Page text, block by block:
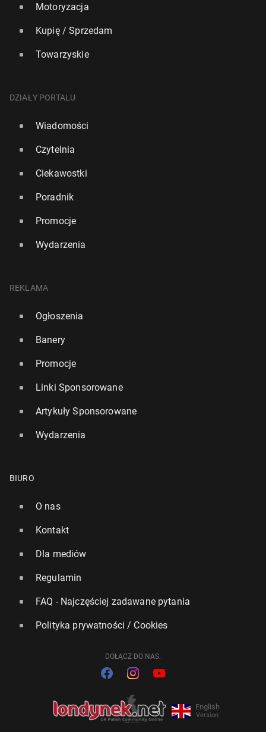
Motoryzacja
Kupię / Sprzedam
Towarzyskie
DZIAŁY PORTALU
Wiadomości
Czytelnia
Ciekawostki
Poradnik
Promocje
Wydarzenia
REKLAMA
Ogłoszenia
Banery
Promocje
Linki Sponsorowane
Artykuły Sponsorowane
Wydarzenia
BIURO
O nas
Kontakt
Dla mediów
Regulamin
FAQ - Najczęściej zadawane pytania
Polityka prywatności / Cookies
DOŁĄCZ DO NAS:
English
Version